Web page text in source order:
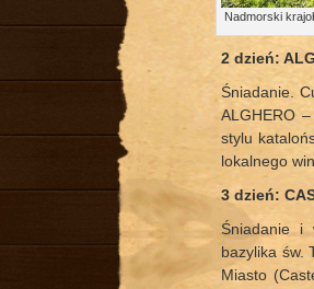
Nadmorski
2 dzień:
Śniadanie.
ALGHERO
stylu
lokalnego
3 dzień:
Śniadanie i
bazylika św.
Miasto